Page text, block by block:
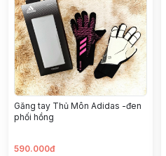
Găng tay Thủ Môn Adidas -đen
phối hồng
590.000đ